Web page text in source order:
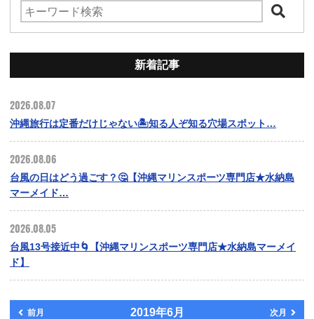
新着記事
2026.08.07
沖縄旅行は定番だけじゃない🏝️知る人ぞ知る穴場スポット…
2026.08.06
台風の日はどう過ごす？🤔【沖縄マリンスポーツ専門店★水納島
マーメイド…
2026.08.05
台風13号接近中🌀【沖縄マリンスポーツ専門店★水納島マーメイ
ド】
前月 2019年6月 次月